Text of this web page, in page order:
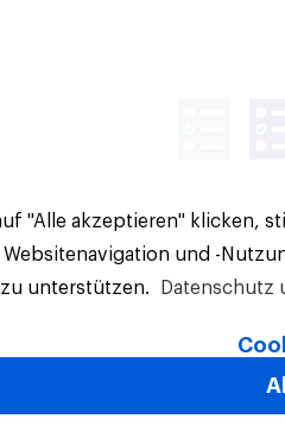
Alle Rechte vorbehalten.
"Alle akzeptieren" klicken,
und -
unterstützen.
Datenschutz